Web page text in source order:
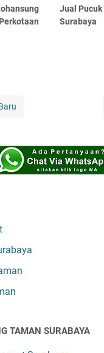
Jual
Surabaya
TAMAN SURABAYA